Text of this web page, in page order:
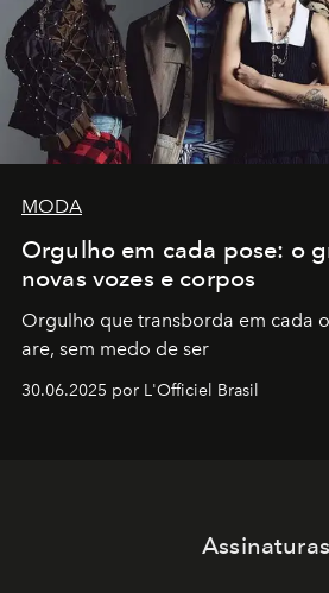
MODA
Orgulho em cada pose: o
novas vozes e corpos
Orgulho que transborda em cada
are, sem medo de ser
30.06.2025 por L'Officiel Brasil
Assinaturas